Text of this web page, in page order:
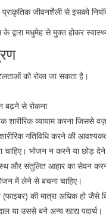
प्राकृतिक जीवनशैली से इसको
द्वारा मधुमेह से मुक्त होकर
को रोका जा सकता है।
बढ़ने से रोकना
व्यायाम करना जिससे
गतिविधि करने की
भोजन न करने या छोड़
और संतुलित आहार का सेवन
में लेने से बचना चाहिए।
(फाइबर) की मात्रा अधिक हो जैसे
या उससे बने अन्य खाद्य पदार्थ।